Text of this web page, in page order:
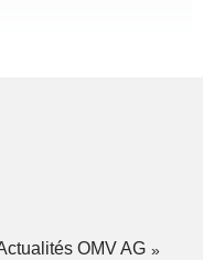
OMV AG